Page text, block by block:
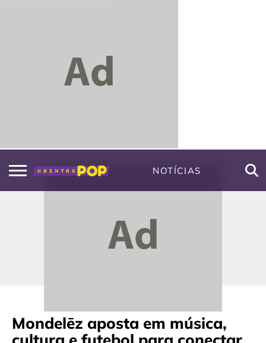
NOTÍCIAS
Mondelēz aposta em música,